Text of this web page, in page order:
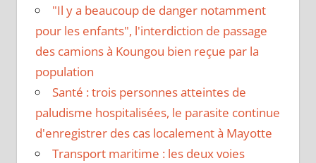
"Il y a beaucoup de danger notamment
pour les enfants", l'interdiction de passage
des camions à Koungou bien reçue par la
population
Santé : trois personnes atteintes de
paludisme hospitalisées, le parasite continue
d'enregistrer des cas localement à Mayotte
Transport maritime : les deux voies